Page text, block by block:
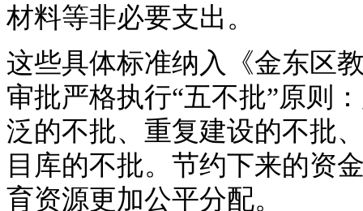
材料等非必要支出。
这些具体标准纳入《金东区
审批严格执行“五不批”原则
泛的不批、重复建设的不批
目库的不批。节约下来的资
育资源更加公平分配。